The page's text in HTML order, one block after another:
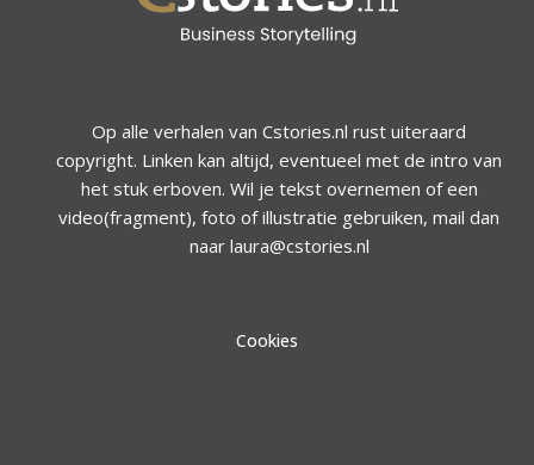
Op alle verhalen van Cstories.nl rust uiteraard
copyright. Linken kan altijd, eventueel met de intro van
het stuk erboven. Wil je tekst overnemen of een
video(fragment), foto of illustratie gebruiken, mail dan
naar laura@cstories.nl
Cookies